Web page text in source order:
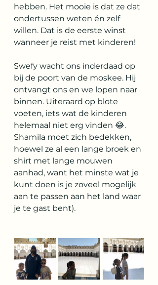
hebben. Het mooie is dat ze dat
ondertussen weten én zelf
willen. Dat is de eerste winst
wanneer je reist met kinderen!
Swefy wacht ons inderdaad op
bij de poort van de moskee. Hij
ontvangt ons en we lopen naar
binnen. Uiteraard op blote
voeten, iets wat de kinderen
helemaal niet erg vinden 😂.
Shamila moet zich bedekken,
hoewel ze al een lange broek en
shirt met lange mouwen
aanhad, want het minste wat je
kunt doen is je zoveel mogelijk
aan te passen aan het land waar
je te gast bent).